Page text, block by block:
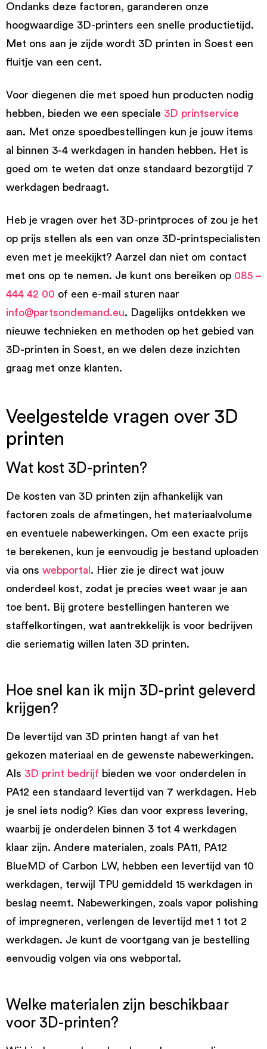
Ondanks deze factoren, garanderen onze
hoogwaardige 3D-printers een snelle productietijd.
Met ons aan je zijde wordt 3D printen in Soest een
fluitje van een cent.
Voor diegenen die met spoed hun producten nodig
hebben, bieden we een speciale 3D printservice
aan. Met onze spoedbestellingen kun je jouw items
al binnen 3-4 werkdagen in handen hebben. Het is
goed om te weten dat onze standaard bezorgtijd 7
werkdagen bedraagt.
Heb je vragen over het 3D-printproces of zou je het
op prijs stellen als een van onze 3D-printspecialisten
even met je meekijkt? Aarzel dan niet om contact
met ons op te nemen. Je kunt ons bereiken op 085 –
444 42 00 of een e-mail sturen naar
info@partsondemand.eu. Dagelijks ontdekken we
nieuwe technieken en methoden op het gebied van
3D-printen in Soest, en we delen deze inzichten
graag met onze klanten.
Veelgestelde vragen over 3D
printen
Wat kost 3D-printen?
De kosten van 3D printen zijn afhankelijk van
factoren zoals de afmetingen, het materiaalvolume
en eventuele nabewerkingen. Om een exacte prijs
te berekenen, kun je eenvoudig je bestand uploaden
via ons webportal . Hier zie je direct wat jouw
onderdeel kost, zodat je precies weet waar je aan
toe bent. Bij grotere bestellingen hanteren we
staffelkortingen, wat aantrekkelijk is voor bedrijven
die seriematig willen laten 3D printen.
Hoe snel kan ik mijn 3D-print geleverd
krijgen?
De levertijd van 3D printen hangt af van het
gekozen materiaal en de gewenste nabewerkingen.
Als 3D print bedrijf bieden we voor onderdelen in
PA12 een standaard levertijd van 7 werkdagen. Heb
je snel iets nodig? Kies dan voor express levering,
waarbij je onderdelen binnen 3 tot 4 werkdagen
klaar zijn. Andere materialen, zoals PA11, PA12
BlueMD of Carbon LW, hebben een levertijd van 10
werkdagen, terwijl TPU gemiddeld 15 werkdagen in
beslag neemt. Nabewerkingen, zoals vapor polishing
of impregneren, verlengen de levertijd met 1 tot 2
werkdagen. Je kunt de voortgang van je bestelling
eenvoudig volgen via ons webportal.
Welke materialen zijn beschikbaar
voor 3D-printen?